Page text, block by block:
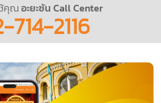
คุณอะยะซัน Call Center
714-2116